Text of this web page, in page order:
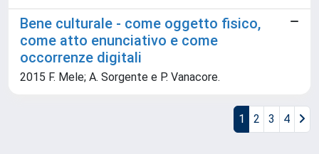
Bene culturale - come oggetto fisico,
come atto enunciativo e come
occorrenze digitali
2015 F. Mele; A. Sorgente e P. Vanacore.
1 2 3 4